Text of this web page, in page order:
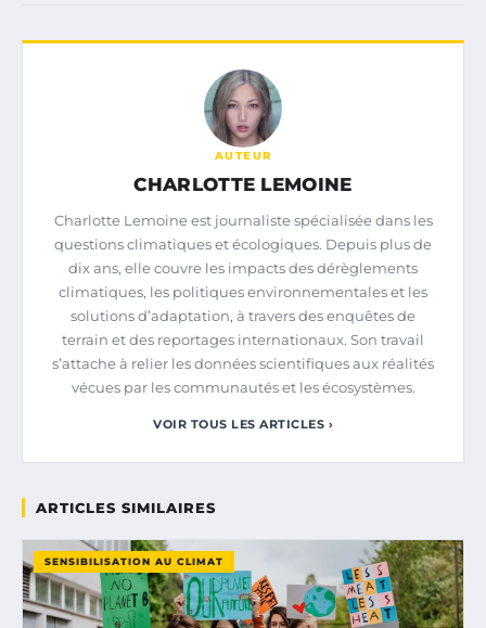
AUTEUR
CHARLOTTE LEMOINE
Charlotte Lemoine est journaliste spécialisée dans les
questions climatiques et écologiques. Depuis plus de
dix ans, elle couvre les impacts des dérèglements
climatiques, les politiques environnementales et les
solutions d’adaptation, à travers des enquêtes de
terrain et des reportages internationaux. Son travail
s’attache à relier les données scientifiques aux réalités
vécues par les communautés et les écosystèmes.
VOIR TOUS LES ARTICLES ›
ARTICLES SIMILAIRES
SENSIBILISATION AU CLIMAT